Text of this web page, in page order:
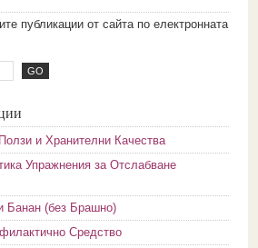
пyбликaции oт caйтa пo eлeктpoннaтa
и Хранителни Качества
Упражнения за Отслабване
Банан (без Брашно)
Средство